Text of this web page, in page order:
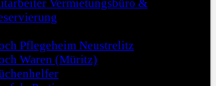
Vermietungsbüro &
Pflegeheim Neustrelitz
Waren (Müritz)